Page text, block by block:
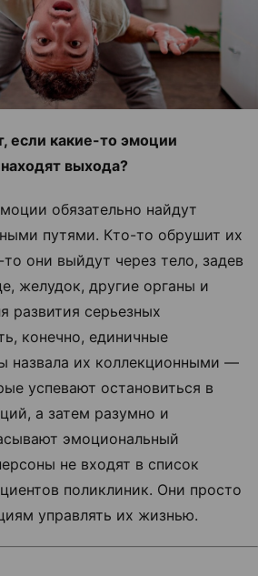
если какие-то эмоции
выхода?
обязательно найдут
путями. Кто-то обрушит их
то они выйдут через тело, задев
желудок, другие органы и
развития серьезных
конечно, единичные
назвала их коллекционными —
успевают остановиться в
а затем разумно и
эмоциональный
не входят в список
поликлиник. Они просто
управлять их жизнью.